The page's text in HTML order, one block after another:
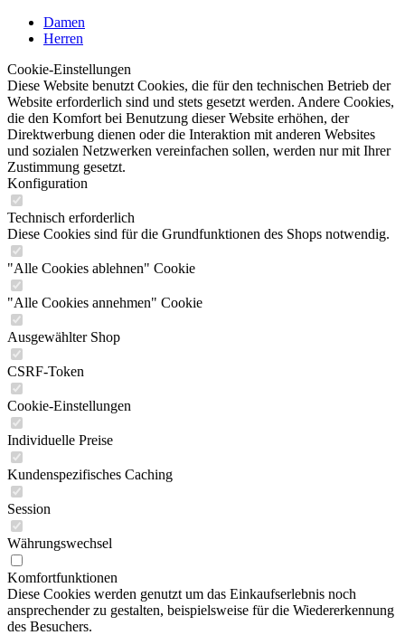
Damen
Herren
Cookie-Einstellungen
Diese Website benutzt Cookies, die für den technischen Betrieb der
Website erforderlich sind und stets gesetzt werden. Andere Cookies,
die den Komfort bei Benutzung dieser Website erhöhen, der
Direktwerbung dienen oder die Interaktion mit anderen Websites
und sozialen Netzwerken vereinfachen sollen, werden nur mit Ihrer
Zustimmung gesetzt.
Konfiguration
Technisch erforderlich
Diese Cookies sind für die Grundfunktionen des Shops notwendig.
"Alle Cookies ablehnen" Cookie
"Alle Cookies annehmen" Cookie
Ausgewählter Shop
CSRF-Token
Cookie-Einstellungen
Individuelle Preise
Kundenspezifisches Caching
Session
Währungswechsel
Komfortfunktionen
Diese Cookies werden genutzt um das Einkaufserlebnis noch
ansprechender zu gestalten, beispielsweise für die Wiedererkennung
des Besuchers.